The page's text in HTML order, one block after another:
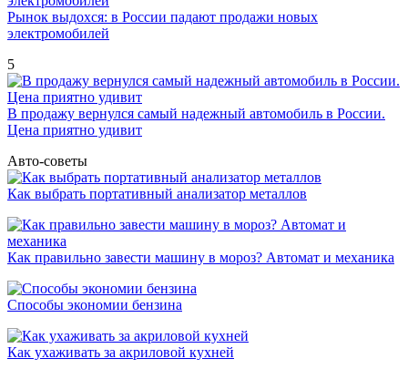
Рынок выдохся: в России падают продажи новых
электромобилей
5
В продажу вернулся самый надежный автомобиль в России.
Цена приятно удивит
Авто-советы
Как выбрать портативный анализатор металлов
Как правильно завести машину в мороз? Автомат и механика
Способы экономии бензина
Как ухаживать за акриловой кухней